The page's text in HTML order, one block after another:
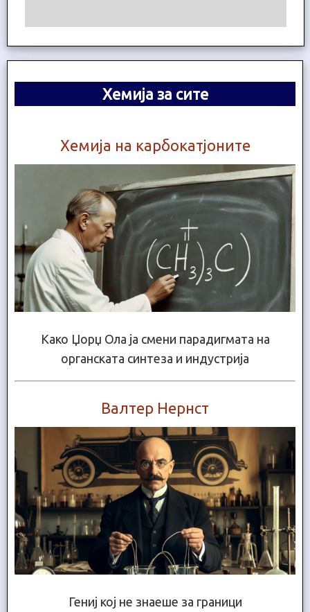
Хемија за сите
Хемија на карбокатјоните
Како Џорџ Ола ја смени парадигмата на
органската синтеза и индустрија
Валтер Нернст
Гениј кој не знаеше за граници